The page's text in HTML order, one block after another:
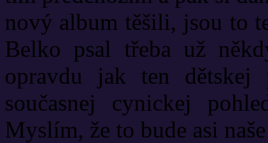
nový album těšili, jsou to
Belko psal třeba už
opravdu jak ten
současnej cynickej
Myslím, že to bude asi